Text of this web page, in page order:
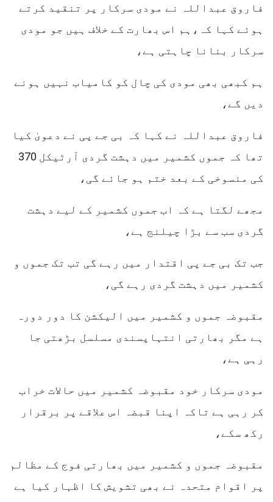
فاروق عبداللہ نے مودی سرکار پر تنقید کرتے
ہوئے کہا کہ،ہم اس بھارت کے خلاف ہیں جو مودی
سرکار بنانا چاہتی ہے،
ہم کبھی بھی مودی کی چال کو کامیاب نہیں ہونے
دیں گے،
فاروق عبداللہ نے کہا کہ بی جے پی نے دعویٰ کیا
تھا کہ جموں کشمیر میں دہشت گردی آرٹیکل 370
کی منسوخی کے بعد ختم ہو جائے گی،
مجھے لگتا ہے کہ اب جموں کشمیر کے لیے دہشت
گردی سب سے بڑا چیلنج ہے،
جب تک بی جے پی اقتدار میں رہے گی تب تک جموں و
کشمیر میں دہشت گردی رہے گی،
مقبوضہ جموں و کشمیر میں الیکشن کا دور دورہ
ہے مگر بھارتی انتہاپسندی مسلسل بڑھتی جا
رہی ہے،
مودی سرکار خود مقبوضہ کشمیر میں حالات خراب
کر رہی ہے تاکہ اپنا قبضہ اس علاقے پر برقرار
رکھ سکے،
مقبوضہ جموں و کشمیر میں بھارتی فوج کے مظالم
پر اقوام متحدہ نے بھی تشویش کا اظہار کیا ہے